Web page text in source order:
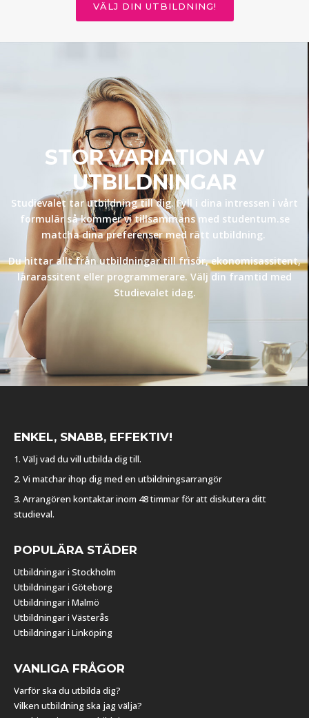
VÄLJ DIN UTBILDNING!
STOR VARIATION AV
UTBILDNINGAR
Studievalet tar utbildning till dig. Fyll i dina intressen i vårt
formulär så kommer vi tillsammans med studentum.se
matcha dina preferenser med rätt utbildning.
Du hittar allt från utbildningar till frisör, ekonomisassitent,
lärarassitent eller programmerare. Välj din framtid med
Studievalet idag.
ENKEL, SNABB, EFFEKTIV!
1. Välj vad du vill utbilda dig till.
2. Vi matchar ihop dig med en utbildningsarrangör
3. Arrangören kontaktar inom 48 timmar för att diskutera ditt
studieval.
POPULÄRA STÄDER
Utbildningar i Stockholm
Utbildningar i Göteborg
Utbildningar i Malmö
Utbildningar i Västerås
Utbildningar i Linköping
VANLIGA FRÅGOR
Varför ska du utbilda dig?
Vilken utbildning ska jag välja?